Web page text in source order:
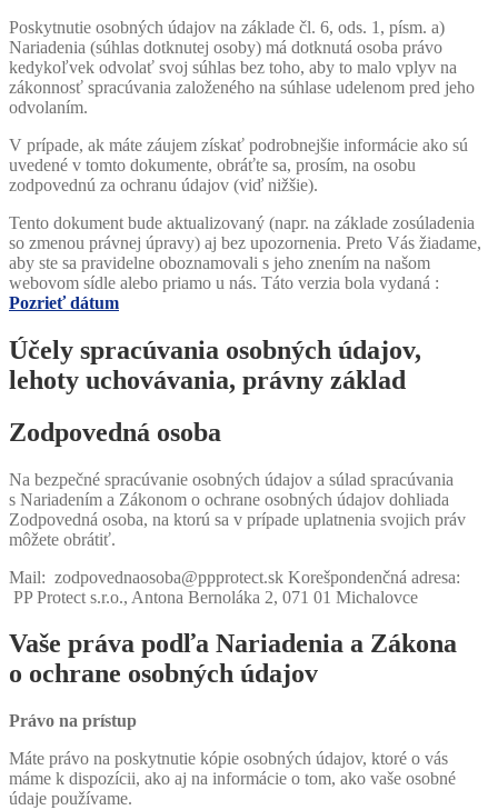
Poskytnutie osobných údajov na základe čl. 6, ods. 1, písm. a)
Nariadenia (súhlas dotknutej osoby) má dotknutá osoba právo
kedykoľvek odvolať svoj súhlas bez toho, aby to malo vplyv na
zákonnosť spracúvania založeného na súhlase udelenom pred jeho
odvolaním.
V prípade, ak máte záujem získať podrobnejšie informácie ako sú
uvedené v tomto dokumente, obráťte sa, prosím, na osobu
zodpovednú za ochranu údajov (viď nižšie).
Tento dokument bude aktualizovaný (napr. na základe zosúladenia
so zmenou právnej úpravy) aj bez upozornenia. Preto Vás žiadame,
aby ste sa pravidelne oboznamovali s jeho znením na našom
webovom sídle alebo priamo u nás. Táto verzia bola vydaná :
Pozrieť dátum
Účely spracúvania osobných údajov,
lehoty uchovávania, právny základ
Zodpovedná osoba
Na bezpečné spracúvanie osobných údajov a súlad spracúvania
s Nariadením a Zákonom o ochrane osobných údajov dohliada
Zodpovedná osoba, na ktorú sa v prípade uplatnenia svojich práv
môžete obrátiť.
Mail: zodpovednaosoba@ppprotect.sk Korešpondenčná adresa:
PP Protect s.r.o., Antona Bernoláka 2, 071 01 Michalovce
Vaše práva podľa Nariadenia a Zákona
o ochrane osobných údajov
Právo na prístup
Máte právo na poskytnutie kópie osobných údajov, ktoré o vás
máme k dispozícii, ako aj na informácie o tom, ako vaše osobné
údaje používame.